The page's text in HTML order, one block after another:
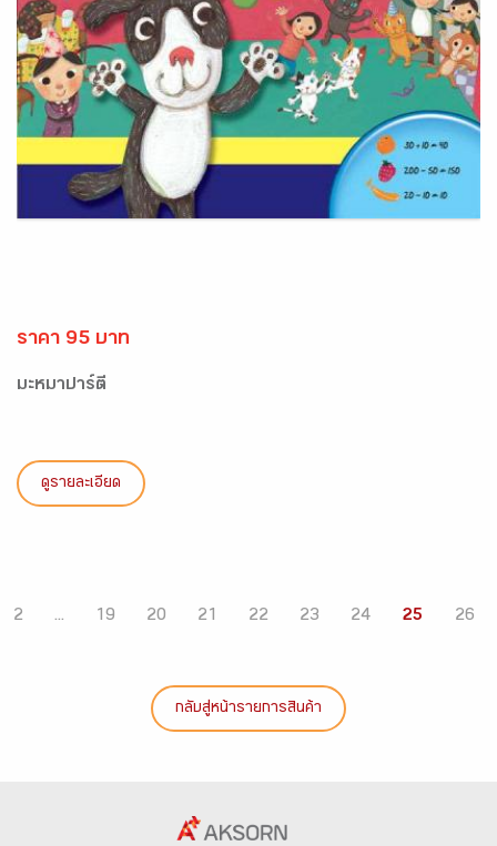
ราคา 95 บาท
มะหมาปาร์ตี้
ดูรายละเอียด
2 ... 19 20 21 22 23 24 25 26
กลับสู่หน้ารายการสินค้า